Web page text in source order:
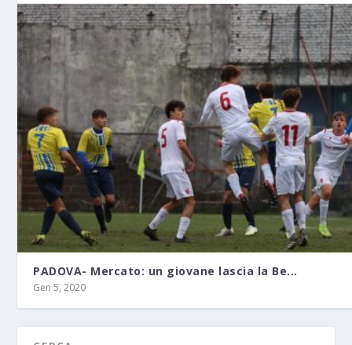
PADOVA- Mercato: un giovane lascia la Be...
Gen 5, 2020